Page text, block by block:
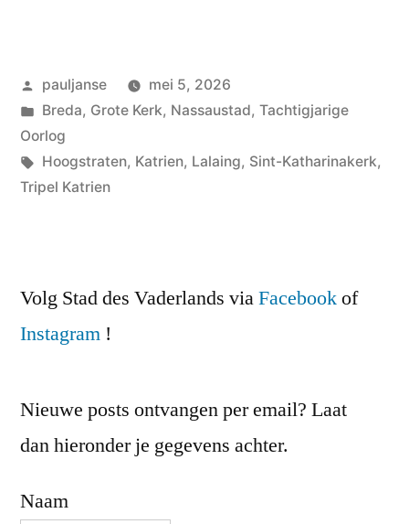
Geplaatst
door
pauljanse
mei 5, 2026
Geplaatst
in
Breda, Grote Kerk, Nassaustad, Tachtigjarige
Oorlog
Tags:
Hoogstraten, Katrien, Lalaing, Sint-Katharinakerk,
Tripel Katrien
Volg Stad des Vaderlands viaFacebookof
Instagram !
Nieuwe posts ontvangen per email? Laat
dan hieronder je gegevens achter.
Naam